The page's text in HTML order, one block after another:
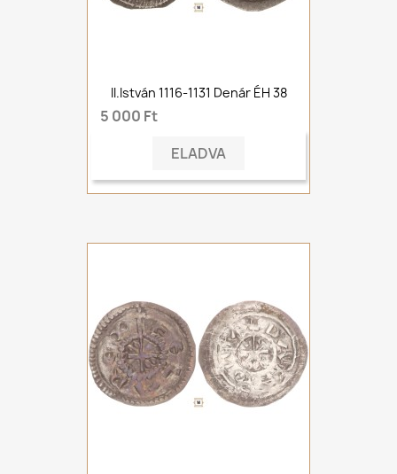
II.István 1116-1131 Denár ÉH 38
5 000 Ft
ELADVA